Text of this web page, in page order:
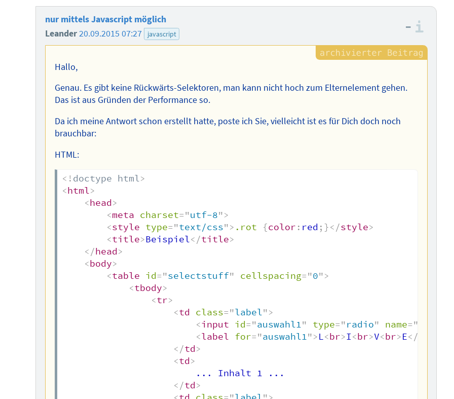
nur mittels Javascript möglich
Leander20.09.2015 07:27 javascript –
Hallo,
Genau. Es gibt keine Rückwärts-Selektoren, man kann nicht hoch zum Elternelement gehen.
Das ist aus Gründen der Performance so.
Da ich meine Antwort schon erstellt hatte, poste ich Sie, vielleicht ist es für Dich doch noch
brauchbar:
HTML:
<! doctype html>
<html>
<head>
<meta charset="utf-8">
<style type="text/css"> .rot {color : red ; }</style>
<title>Beispiel</title>
</head>
<body>
<table id="selectstuff" cellspacing="0">
<tbody>
<tr>
<td class="label">
<input id="auswahl1" type="radio" name="
<label for="auswahl1">L<br>I<br>V<br>E</
</td>
<td>
                        ... Inhalt 1 ...
</td>